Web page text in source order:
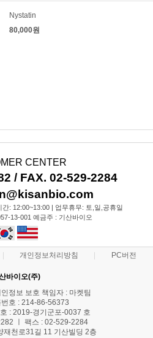
Nystatin
80,000원
CENTER
/ FAX. 02-529-2284
: 12:00~13:00 | 업무휴무: 토,일,공휴일
13-001 예금주 : 기산바이오
개인정보처리방침 PC버전
바이오(주)
정보 보호 책임자 : 마켓팀
호 : 214-86-56373
: 2019-경기군포-0037 호
ㅣ 팩스 : 02-529-2284
재천로31길 11 기산빌딩 2층